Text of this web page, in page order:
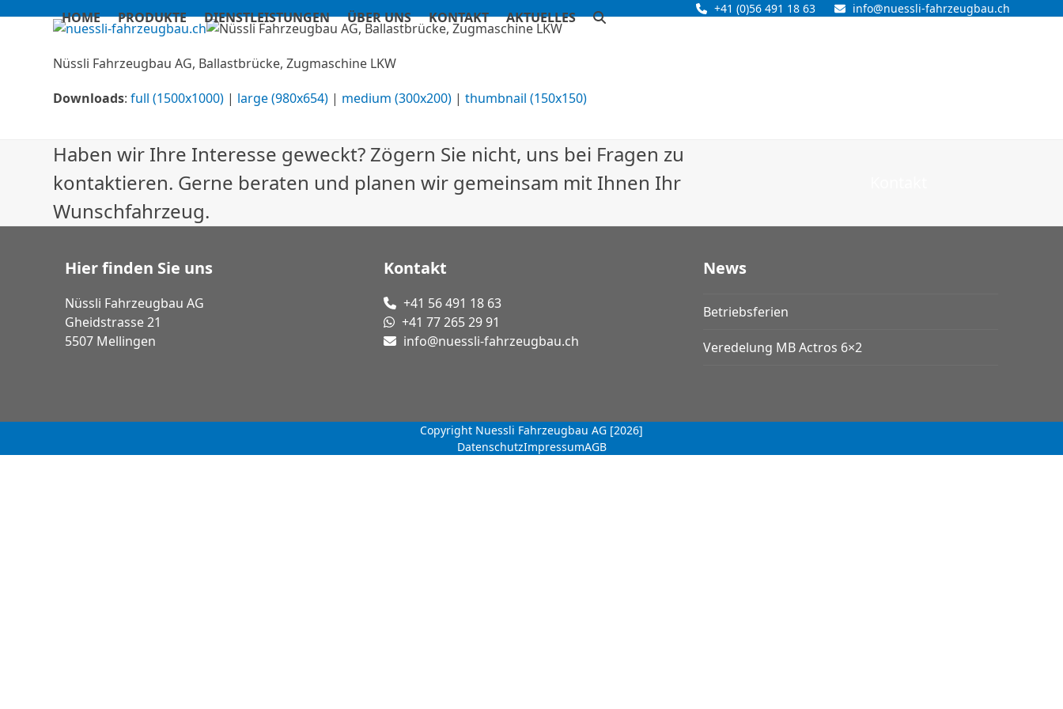
+41 (0)56 491 18 63 info@nuessli-fahrzeugbau.ch
HOME PRODUKTE DIENSTLEISTUNGEN ÜBER UNS KONTAKT AKTUELLES
Nüssli Fahrzeugbau AG, Ballastbrücke, Zugmaschine LKW
Downloads:full (1500x1000) | large (980x654) | medium (300x200) |thumbnail (150x150)
Haben wir Ihre Interesse geweckt? Zögern Sie nicht, uns bei Fragen zu
kontaktieren. Gerne beraten und planen wir gemeinsam mit Ihnen Ihr
Wunschfahrzeug.
Hier finden Sie uns
Nüssli Fahrzeugbau AG
Gheidstrasse 21
5507 Mellingen
Kontakt
+41 56 491 18 63
+41 77 265 29 91
info@nuessli-fahrzeugbau.ch
News
Betriebsferien
Veredelung MB Actros 6×2
Copyright Nuessli Fahrzeugbau AG [2026]
DatenschutzImpressumAGB